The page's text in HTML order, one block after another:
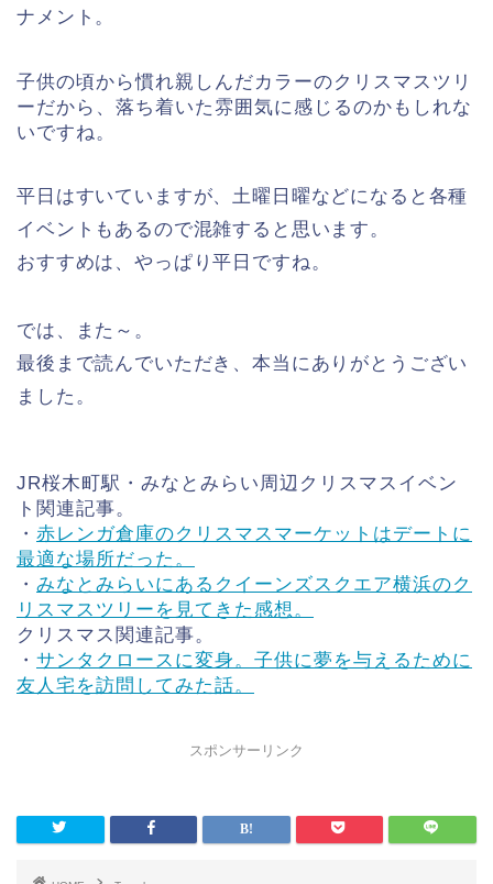
ナメント。
子供の頃から慣れ親しんだカラーのクリスマスツリ
ーだから、落ち着いた雰囲気に感じるのかもしれな
いですね。
平日はすいていますが、土曜日曜などになると各種
イベントもあるので混雑すると思います。
おすすめは、やっぱり平日ですね。
では、また～。
最後まで読んでいただき、本当にありがとうござい
ました。
JR桜木町駅・みなとみらい周辺クリスマスイベン
ト関連記事。
・ 赤レンガ倉庫のクリスマスマーケットはデートに
最適な場所だった。
・ みなとみらいにあるクイーンズスクエア横浜のク
リスマスツリーを見てきた感想。
クリスマス関連記事。
・ サンタクロースに変身。子供に夢を与えるために
友人宅を訪問してみた話。
スポンサーリンク